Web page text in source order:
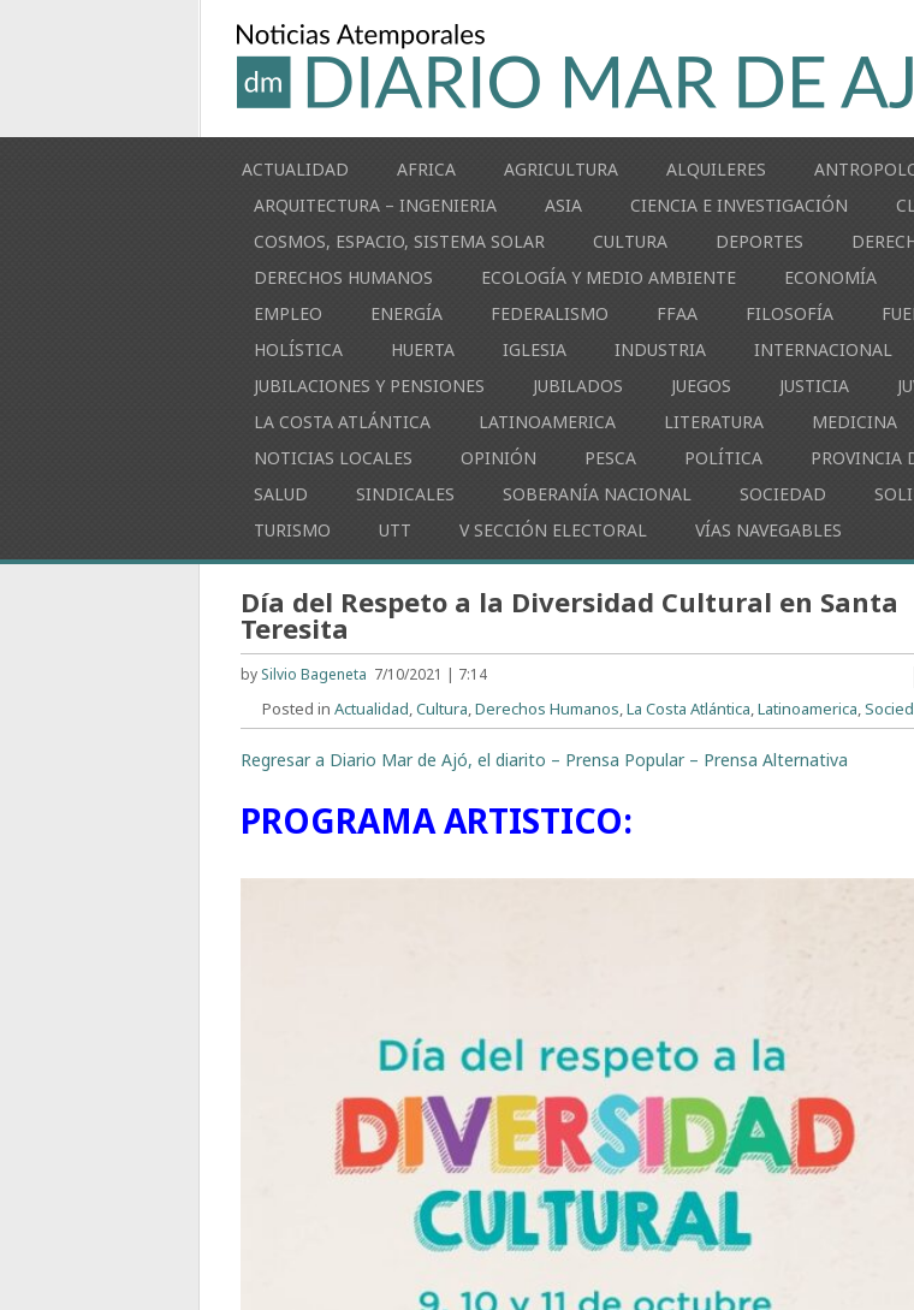
ACTUALIDAD AFRICA AGRICULTURA ALQUILERES
ARQUITECTURA – INGENIERIA
ASIA CIENCIA E INVESTIGACIÓN
COSMOS, ESPACIO, SISTEMA SOLAR
CULTURA DEPORTES
DERECHOS HUMANOS
ECOLOGÍA Y MEDIO AMBIENTE ECONOMÍA
EMPLEO
ENERGÍA FEDERALISMO FFAA FILOSOFÍA
HOLÍSTICA
HUERTA IGLESIA INDUSTRIA INTERNACIONAL
JUBILACIONES Y PENSIONES
JUBILADOS JUEGOS JUSTICIA
LA COSTA ATLÁNTICA
LATINOAMERICA LITERATURA MEDICINA
NOTICIAS LOCALES
OPINIÓN PESCA POLÍTICA PROVINCIA
SALUD
SINDICALES SOBERANÍA NACIONAL SOCIEDAD
TURISMO
UTT V SECCIÓN ELECTORAL VÍAS NAVEGABLES
Día del Respeto a la Diversidad Cultural en Santa
Teresita
by Silvio Bageneta 7/10/2021 | 7:14
Posted inActualidad,Cultura,Derechos Humanos,La Costa Atlántica,Latinoamerica,
Regresar a Diario Mar de Ajó, el diarito – Prensa Popular – Prensa Alternativa
PROGRAMA ARTISTICO: